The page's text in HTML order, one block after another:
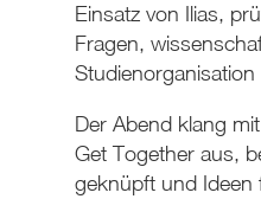
Einsatz von Ilias,
Fragen,
Studienorganisation
Der Abend klang
Get Together aus,
geknüpft und Ideen